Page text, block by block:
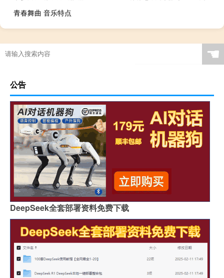
青春舞曲 音乐特点
☚
公告
DeepSeek全套部署资料免费下载